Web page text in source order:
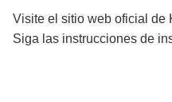
Visite el sitio web oficial de
Siga las instrucciones de